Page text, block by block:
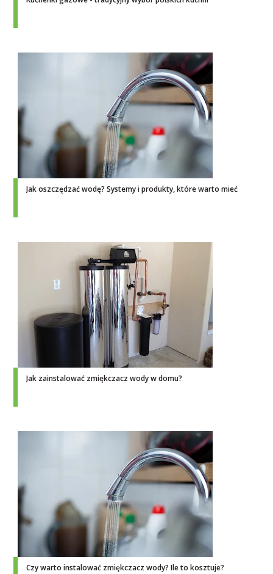
Jak oszczędzać wodę? Systemy i produkty, które warto mieć
Jak zainstalować zmiękczacz wody w domu?
Czy warto instalować zmiękczacz wody? Ile to kosztuje?